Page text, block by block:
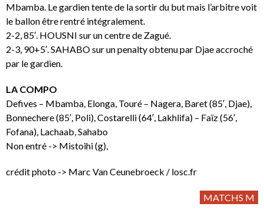
Mbamba. Le gardien tente de la sortir du but mais l’arbitre voit
le ballon être rentré intégralement.
2-2, 85′. HOUSNI sur un centre de Zagué.
2-3, 90+5′. SAHABO sur un penalty obtenu par Djae accroché
par le gardien.
LA COMPO
Defives – Mbamba, Elonga, Touré – Nagera, Baret (85′, Djae),
Bonnechere (85′, Poli), Costarelli (64′, Lakhlifa) – Faïz (56′,
Fofana), Lachaab, Sahabo
Non entré -> Mistoihi (g),
crédit photo -> Marc Van Ceunebroeck / losc.fr
MATCHS M